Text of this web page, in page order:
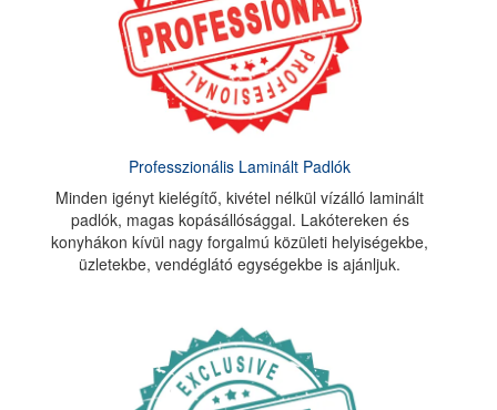
Professzionális Laminált Padlók
Minden igényt kielégítő, kivétel nélkül vízálló laminált
padlók, magas kopásállósággal. Lakótereken és
konyhákon kívül nagy forgalmú közületi helyiségekbe,
üzletekbe, vendéglátó egységekbe is ajánljuk.